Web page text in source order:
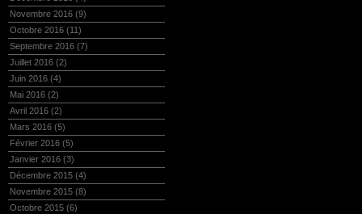
Novembre 2016 (9)
Octobre 2016 (11)
Septembre 2016 (7)
Juillet 2016 (2)
Juin 2016 (4)
Mai 2016 (2)
Avril 2016 (2)
Mars 2016 (5)
Février 2016 (5)
Janvier 2016 (3)
Décembre 2015 (4)
Novembre 2015 (8)
Octobre 2015 (6)